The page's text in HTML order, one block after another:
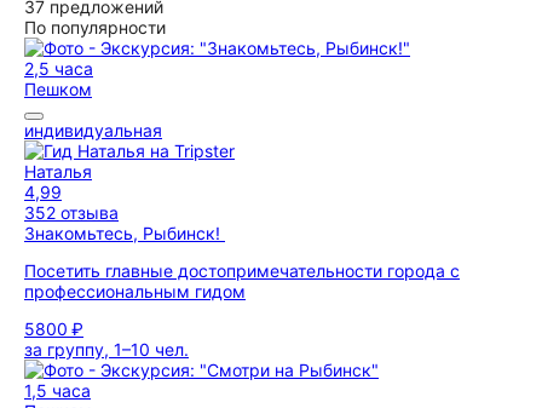
37 предложений
По популярности
2,5 часа
Пешком
индивидуальная
Наталья
4,99
352 отзыва
Знакомьтесь, Рыбинск!
Посетить главные достопримечательности города с
профессиональным гидом
5800 ₽
за группу, 1–10 чел.
1,5 часа